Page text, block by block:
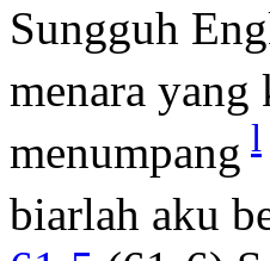
Sungguh
menara yang
menumpang l
biarlah aku